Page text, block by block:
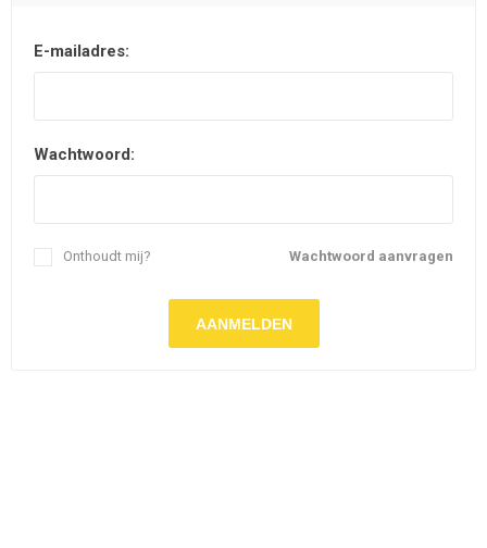
E-mailadres:
Wachtwoord:
Wachtwoord aanvragen
Onthoudt mij?
AANMELDEN